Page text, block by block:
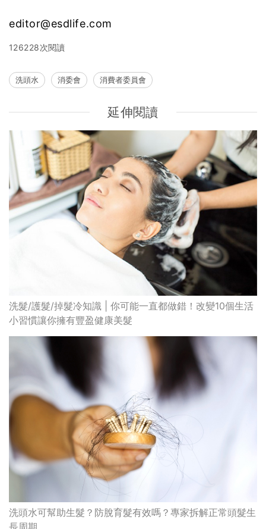
editor@esdlife.com
126228次閱讀
洗頭水 消委會 消費者委員會
延伸閱讀
洗髮/護髮/掉髮冷知識 | 你可能一直都做錯！改變10個生活
小習慣讓你擁有豐盈健康美髮
洗頭水可幫助生髮？防脫育髮有效嗎？專家拆解正常頭髮生
長周期